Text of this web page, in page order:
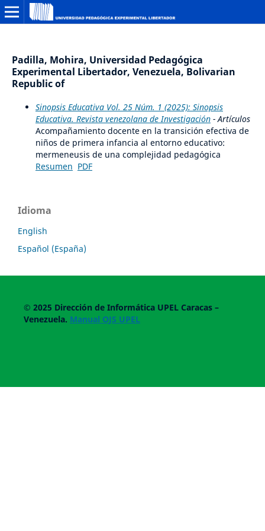
Padilla, Mohira, Universidad Pedagógica
Experimental Libertador, Venezuela, Bolivarian
Republic of
Sinopsis Educativa Vol. 25 Núm. 1 (2025): Sinopsis
Educativa. Revista venezolana de Investigación- Artículos
Acompañamiento docente en la transición efectiva de
niños de primera infancia al entorno educativo:
mermeneusis de una complejidad pedagógica
Resumen PDF
Idioma
English
Español (España)
© 2025 Dirección de Informática UPEL Caracas –
Venezuela. Manual OJS UPEL